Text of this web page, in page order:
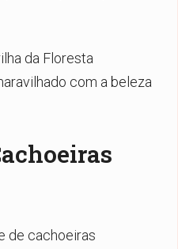
da Floresta
com a beleza
de cachoeiras